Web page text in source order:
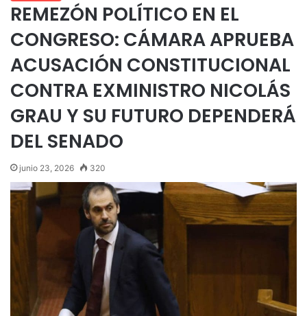
REMEZÓN POLÍTICO EN EL
CONGRESO: CÁMARA APRUEBA
ACUSACIÓN CONSTITUCIONAL
CONTRA EXMINISTRO NICOLÁS
GRAU Y SU FUTURO DEPENDERÁ
DEL SENADO
junio 23, 2026 320